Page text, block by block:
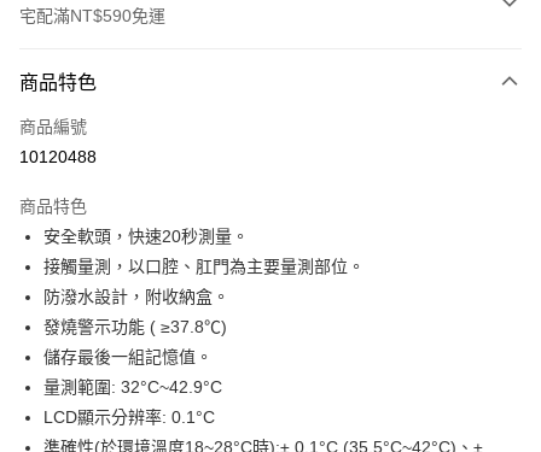
宅配滿NT$590免運
POYA支付
信用卡一次付款
Apple Pay
街口支付
悠遊付
Google Pay
AFTEE先享後付
相關說明
商品特色
商品編號
10120488
商品特色
安全軟頭，快速20秒測量。
接觸量測，以口腔、肛門為主要量測部位。
防潑水設計，附收納盒。
發燒警示功能 ( ≥37.8℃)
儲存最後一組記憶值。
量測範圍: 32°C~42.9°C
LCD顯示分辨率: 0.1°C
準確性(於環境溫度18~28°C時):± 0.1°C (35.5°C~42°C)、±